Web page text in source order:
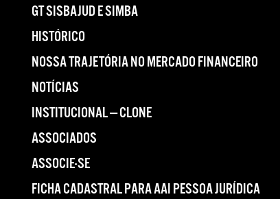
GT SISBAJUD E SIMBA
HISTÓRICO
NOSSA TRAJETÓRIA NO MERCADO FINANCEIRO
NOTÍCIAS
INSTITUCIONAL — CLONE
ASSOCIADOS
ASSOCIE-SE
FICHA CADASTRAL PARA AAI PESSOA JURÍDICA